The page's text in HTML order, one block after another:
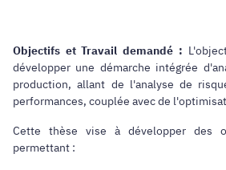
Objectifs et Travail demandé :
développer une démarche intégrée
production, allant de l'analyse de
performances, couplée avec de
Cette thèse vise à développer des
permettant :